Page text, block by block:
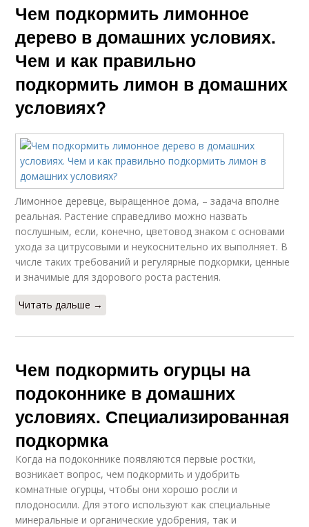
Чем подкормить лимонное
дерево в домашних условиях.
Чем и как правильно
подкормить лимон в домашних
условиях?
Лимонное деревце, выращенное дома, – задача вполне
реальная. Растение справедливо можно назвать
послушным, если, конечно, цветовод знаком с основами
ухода за цитрусовыми и неукоснительно их выполняет. В
числе таких требований и регулярные подкормки, ценные
и значимые для здорового роста растения.
Читать дальше →
Чем подкормить огурцы на
подоконнике в домашних
условиях. Специализированная
подкормка
Когда на подоконнике появляются первые ростки,
возникает вопрос, чем подкормить и удобрить
комнатные огурцы, чтобы они хорошо росли и
плодоносили. Для этого используют как специальные
минеральные и органические удобрения, так и